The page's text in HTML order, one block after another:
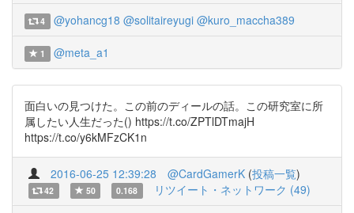
4 @yohancg18 @solitaireyugi @kuro_maccha389
1 @meta_a1
面白いの見つけた。この前のディールの話。この研究室に所
属したい人生だった() https://t.co/ZPTlDTmajH
https://t.co/y6kMFzCK1n
2016-06-25 12:39:28 @CardGamerK (投稿一覧)
42 50 0.168 リツイート・ネットワーク (49)